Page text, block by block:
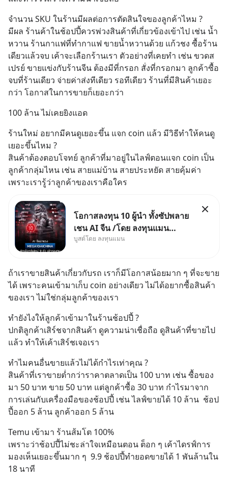
จำนวน SKU ในร้านมีผลต่อการตัดสินใจของลูกค้าไหม ?
มีผล ร้านค้าในช้อปปี้ควรพ่วงสินค้าที่เกี่ยวข้องเข้าไป เช่น น้ำ
หวาน ร้านกาแฟที่ทำกาแฟ ขายน้ำหวานด้วย แก้วชง ซื้อร้าน
เดียวแล้วจบ เค้าจะเลือกร้านเรา ตัวอย่างที่เคยทำ เช่น ขวดส
เปรย์ ขายแข่งกับร้านจีน ต้องมีที่กรอก สั่งที่กรอกมา ลูกค้าซื้อ
จบที่ร้านเดียว จ่ายค่าส่งทีเดียว รอทีเดียว ร้านที่มีสินค้าเยอะ
กว่า โอกาสในการขายก็เยอะกว่า
100 ล้าน ไม่เคยยิงแอด
ร้านใหม่ อยากมีคนดูเยอะขึ้น แจก coin แล้ว มีวิธีทำให้คนดู
เยอะขึ้นไหม ?
สินค้าต้องตอบโจทย์ ลูกค้าที่มาอยู่ในไลฟ์ตอนแจก coin เป็น
ลูกค้ากลุ่มไหน เช่น สายแม่บ้าน สายประหยัด สายคุ้มค่า
เพราะเรารู้ว่าลูกค้าของเราคือใคร
โอกาสลงทุน 10 ผู้นำ ทั้งซัปพลาย
เชน AI จีน /โดย ลงทุนแมน
✅ลงทุนตรง คัด 10 ผู้นำเน้น ๆ ใน
ผู้นำ AI จีน ตั้งแต่โรงงานผลิตชิป
หน่วยความจำ โมเดล
บูสต์โดย ลงทุนแมน
ถ้าเราขายสินค้าเกี่ยวกับรถ เราก็มีโอกาสน้อยมาก ๆ ที่จะขาย
ได้ เพราะคนเข้ามาเก็บ coin อย่างเดียว ไม่ได้อยากซื้อสินค้า
ของเรา ไม่ใช่กลุ่มลูกค้าของเรา
ทำยังไงให้ลูกค้าเข้ามาในร้านช้อปปี้ ?
ปกติลูกค้าเสิร์ชจากสินค้า ดูความน่าเชื่อถือ ดูสินค้าที่ขายไป
แล้ว ทำให้เค้าเสิร์ชเจอเรา
ทำไมคนอื่นขายแล้วไม่ได้กำไรเท่าคุณ ?
สินค้าที่เราขายต่ำกว่าราคาตลาดเป็น 100 บาท เช่น ซื้อของ
มา 50 บาท ขาย 50 บาท แต่ลูกค้าซื้อ 30 บาท กำไรมาจาก
การเล่นกับเครื่องมือของช้อปปี้ เช่น ไลฟ์ขายได้ 10 ล้าน  ช้อป
ปี้ออก 5 ล้าน ลูกค้าออก 5 ล้าน
Temu เข้ามา ร้านส้มโต 100%
เพราะว่าช้อปปี้ไม่ชะล่าใจเหมือนตอน ต็อก ๆ เค้าไดรฟ์การ
มองเห็นเยอะขึ้นมาก ๆ  9.9 ช้อปปี้ทำยอดขายได้ 1 พันล้านใน
18 นาที